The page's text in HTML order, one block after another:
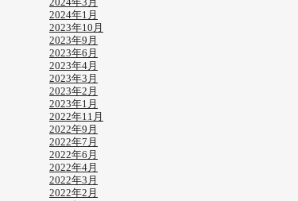
2024年1月
2023年10月
2023年9月
2023年6月
2023年4月
2023年3月
2023年2月
2023年1月
2022年11月
2022年9月
2022年7月
2022年6月
2022年4月
2022年3月
2022年2月